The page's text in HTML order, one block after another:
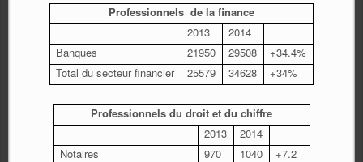
Professionnels de la finance
2013
2014
Banques
21950 29508
+34.4%
Total du secteur financier
25579 34628 +34%
Professionnels du droit et du chiffre
2013
2014
Notaires
970 1040
+7.2